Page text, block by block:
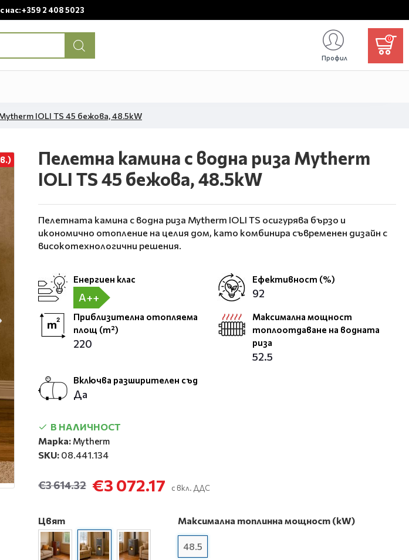
нас: +359 2 408 5023
Профил
0
IOLI TS 45 бежова, 48.5kW
Пелетна камина с водна риза Mytherm
IOLI TS 45 бежова, 48.5kW
Пелетната камина с водна риза Mytherm IOLI TS осигурява бързо и
икономично отопление на целия дом, като комбинира съвременен дизайн с
високотехнологични решения.
Енергиен клас
A++
Ефективност (%)
92
Приблизителна отопляема
площ (m²)
220
Максимална мощност
топлоотдаване на водната
риза
52.5
Включва разширителен съд
Да
В НАЛИЧНОСТ
Марка: Mytherm
SKU: 08.441.134
€3 072.17
€3 614.32 с вкл. ДДС
Цвят Максимална топлинна мощност (kW)
48.5